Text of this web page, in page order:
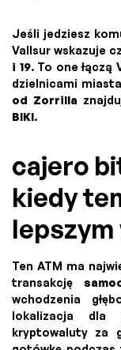
Jeśli jedziesz
Vallsur wskazuje
i 19. To one łączą
dzielnicami
od Zorrilla
BIKI.
cajero
kiedy
Ten ATM ma
transakcję
wchodzenia
lokalizacja dla
kryptowaluty za